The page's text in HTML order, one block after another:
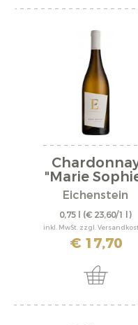
"Marie
2024
Eichenstein
0,75 l (€ 23,60/1 l)
inkl. MwSt. zzgl.
€ 17,70